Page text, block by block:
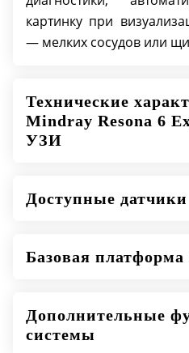
расположение
выберите опцию
DVR - цифровой
картинку при
— мелких сосудов или
Технические
Mindray Resona 6
УЗИ
Доступные датчики
Базовая платформа
Дополнительные
системы